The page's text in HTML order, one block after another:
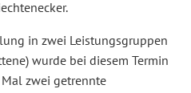
in zwei Leistungsgruppen
wurde bei diesem Termin
zwei getrennte